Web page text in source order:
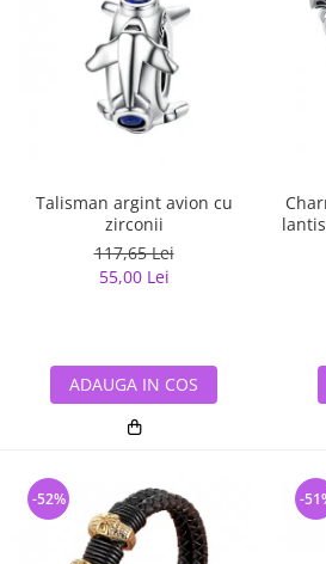
Talisman argint avion cu
zirconii
117,65 Lei
55,00 Lei
ADAUGA IN COS
-52% -